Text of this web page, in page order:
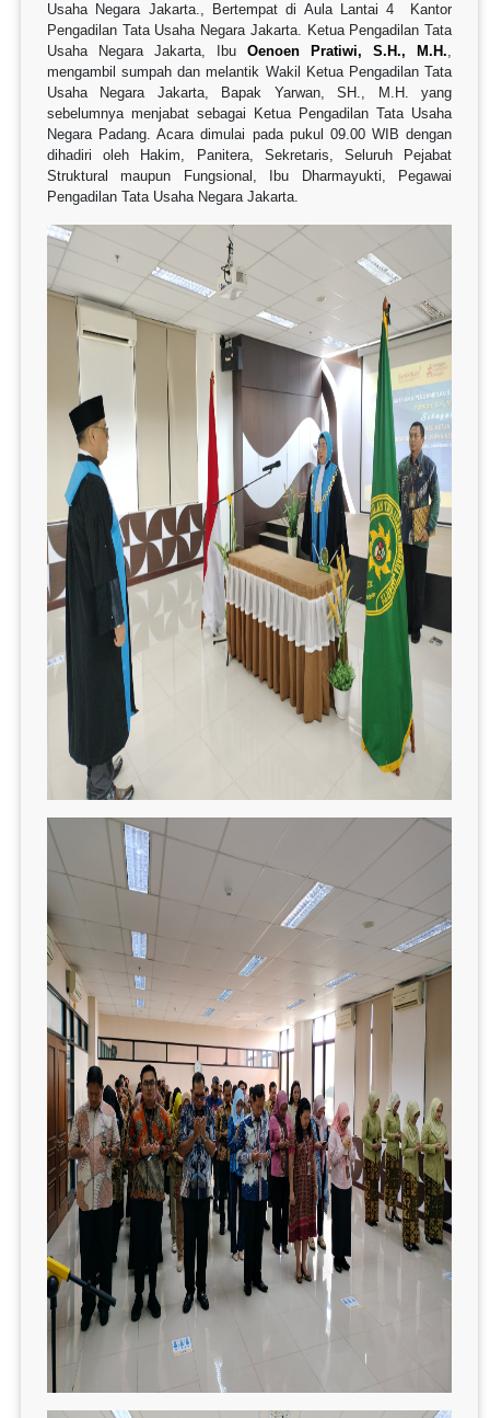
Usaha Negara Jakarta., Bertempat di Aula Lantai 4 Kantor
Pengadilan Tata Usaha Negara Jakarta. Ketua Pengadilan Tata
Usaha Negara Jakarta, Ibu Oenoen Pratiwi, S.H., M.H.,
mengambil sumpah dan melantik Wakil Ketua Pengadilan Tata
Usaha Negara Jakarta, Bapak Yarwan, SH., M.H. yang
sebelumnya menjabat sebagai Ketua Pengadilan Tata Usaha
Negara Padang. Acara dimulai pada pukul 09.00 WIB dengan
dihadiri oleh Hakim, Panitera, Sekretaris, Seluruh Pejabat
Struktural maupun Fungsional, Ibu Dharmayukti, Pegawai
Pengadilan Tata Usaha Negara Jakarta.